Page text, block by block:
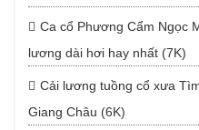
Ca cổ Phương Cẩm Ngọc
lương dài hơi hay nhất (7K)
Cải lương tuồng cổ xưa
Giang Châu (6K)